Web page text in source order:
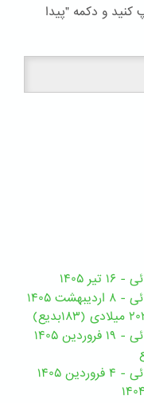
کنید و دکمه "پیدا
۱۴۰۵
۱۴۰۵
۱۴۰۵
۱۴۰۵